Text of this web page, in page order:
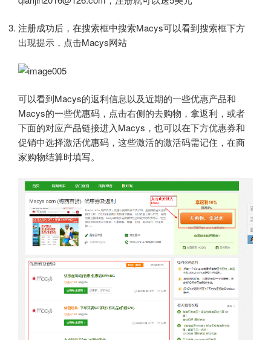
注册成功后，在搜索框中搜索Macys可以看到搜索框下方
出现提示，点击Macys网站
可以看到Macys的返利信息以及近期的一些优惠产品和
Macys的一些优惠码，点击右侧的去购物，拿返利，或者
下面的对应产品链接进入Macys，也可以在下方优惠券和
促销中选择激活优惠码，这些激活的激活码需记住，在商
家购物结算时填写。